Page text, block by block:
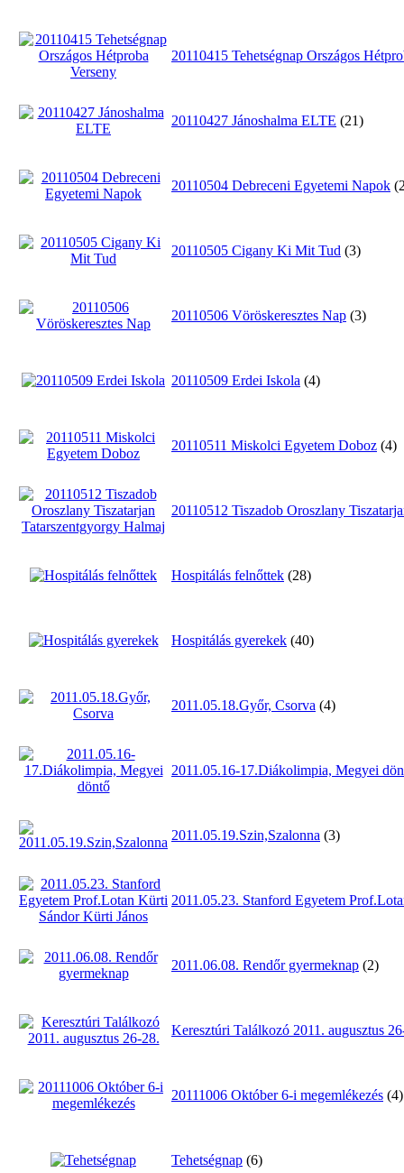
20110415 Tehetségnap Országos
20110427 Jánoshalma ELTE (21)
20110504 Debreceni Egyetemi Napok
20110505 Cigany Ki Mit Tud (3)
20110506 Vöröskeresztes Nap (3)
20110509 Erdei Iskola (4)
20110511 Miskolci Egyetem Doboz (4)
20110512 Tiszadob Oroszlany
Hospitálás felnőttek (28)
Hospitálás gyerekek (40)
2011.05.18.Győr, Csorva (4)
2011.05.16-17.Diákolimpia, Megyei
2011.05.19.Szin,Szalonna (3)
2011.05.23. Stanford Egyetem
2011.06.08. Rendőr gyermeknap (2)
Keresztúri Találkozó 2011. augusztus
20111006 Október 6-i megemlékezés (4)
Tehetségnap (6)